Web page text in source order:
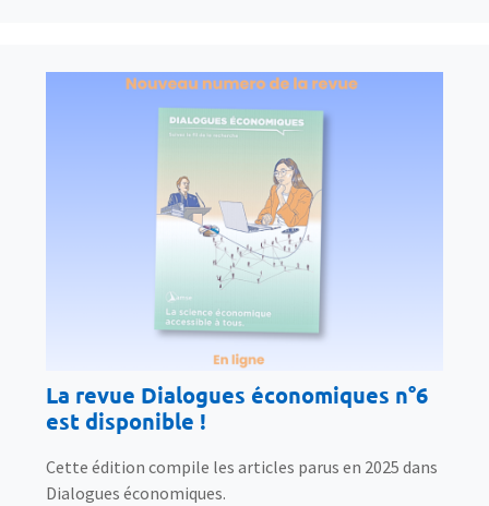
La revue Dialogues économiques n°6
est disponible !
Cette édition compile les articles parus en 2025 dans
Dialogues économiques.